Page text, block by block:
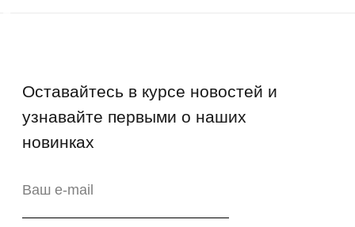
Copyright © 2026 - TOTS Distribution Group
Свидетельство на товарный знак
№83312 от 19.01.2018 года